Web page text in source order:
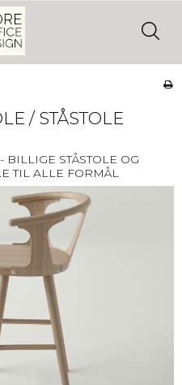
/ STÅSTOLE
STÅSTOLE OG
TIL ALLE FORMÅL